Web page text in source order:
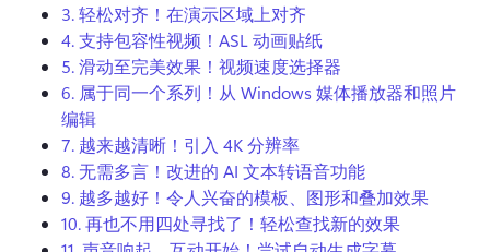
登录
免费试用
3. 轻松对齐！在演示区域上对齐
4. 支持包容性视频！ASL 动画贴纸
5. 滑动至完美效果！视频速度选择器
6. 属于同一个系列！从 Windows 媒体播放器和照片
编辑
7. 越来越清晰！引入 4K 分辨率
8. 无需多言！改进的 AI 文本转语音功能
9. 越多越好！令人兴奋的模板、图形和叠加效果
10. 再也不用四处寻找了！轻松查找新的效果